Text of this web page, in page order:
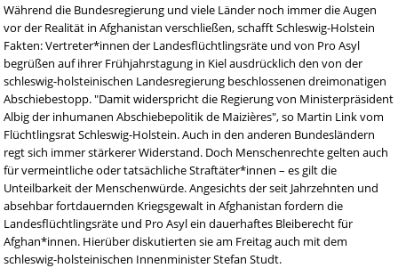
Während die Bundesregierung und viele Länder noch immer die Augen
vor der Realität in Afghanistan verschließen, schafft Schleswig-Holstein
Fakten: Vertreter*innen der Landesflüchtlingsräte und von Pro Asyl
begrüßen auf ihrer Frühjahrstagung in Kiel ausdrücklich den von der
schleswig-holsteinischen Landesregierung beschlossenen dreimonatigen
Abschiebestopp. "Damit widerspricht die Regierung von Ministerpräsident
Albig der inhumanen Abschiebepolitik de Maizières", so Martin Link vom
Flüchtlingsrat Schleswig-Holstein. Auch in den anderen Bundesländern
regt sich immer stärkerer Widerstand. Doch Menschenrechte gelten auch
für vermeintliche oder tatsächliche Straftäter*innen – es gilt die
Unteilbarkeit der Menschenwürde. Angesichts der seit Jahrzehnten und
absehbar fortdauernden Kriegsgewalt in Afghanistan fordern die
Landesflüchtlingsräte und Pro Asyl ein dauerhaftes Bleiberecht für
Afghan*innen. Hierüber diskutierten sie am Freitag auch mit dem
schleswig-holsteinischen Innenminister Stefan Studt.